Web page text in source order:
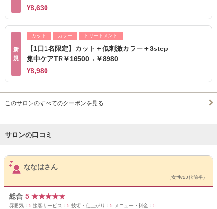
¥8,630
新
規
カット カラー トリートメント
【1日1名限定】カット＋低刺激カラー＋3step
集中ケアTR￥16500→￥8980
¥8,980
このサロンのすべてのクーポンを見る
サロンの口コミ
サロンPick Up
ななはさん
（女性/20代前半）
総合 5 ★★★★★
雰囲気： 5 接客サービス： 5 技術・仕上がり： 5 メニュー・料金： 5